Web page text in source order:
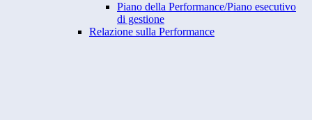
Piano della Performance/Piano esecutivo
di gestione
Relazione sulla Performance